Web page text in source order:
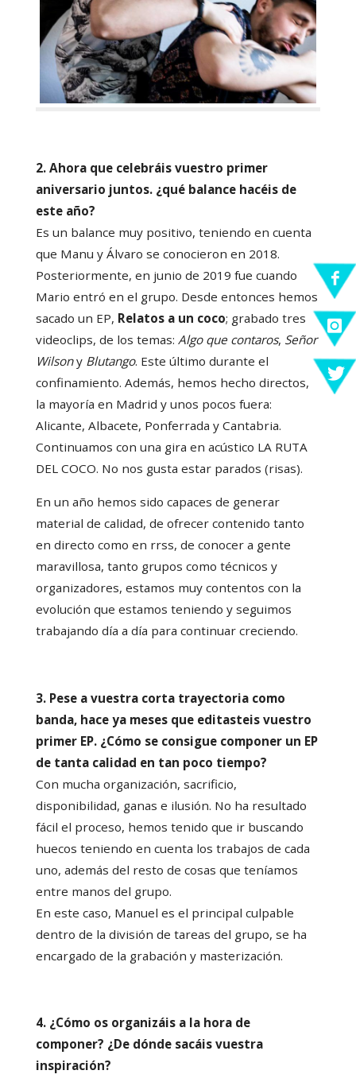
2. Ahora que celebráis vuestro primer
aniversario juntos. ¿qué balance hacéis de
este año?
Es un balance muy positivo, teniendo en cuenta
que Manu y Álvaro se conocieron en 2018.
Posteriormente, en junio de 2019 fue cuando
Mario entró en el grupo. Desde entonces hemos
sacado un EP, Relatos a un coco; grabado tres
videoclips, de los temas: Algo que contaros, Señor
Wilsony Blutango. Este último durante el
confinamiento. Además, hemos hecho directos,
la mayoría en Madrid y unos pocos fuera:
Alicante, Albacete, Ponferrada y Cantabria.
Continuamos con una gira en acústico LA RUTA
DEL COCO. No nos gusta estar parados (risas).
En un año hemos sido capaces de generar
material de calidad, de ofrecer contenido tanto
en directo como en rrss, de conocer a gente
maravillosa, tanto grupos como técnicos y
organizadores, estamos muy contentos con la
evolución que estamos teniendo y seguimos
trabajando día a día para continuar creciendo.
3. Pese a vuestra corta trayectoria como
banda, hace ya meses que editasteis vuestro
primer EP. ¿Cómo se consigue componer un EP
de tanta calidad en tan poco tiempo?
Con mucha organización, sacrificio,
disponibilidad, ganas e ilusión. No ha resultado
fácil el proceso, hemos tenido que ir buscando
huecos teniendo en cuenta los trabajos de cada
uno, además del resto de cosas que teníamos
entre manos del grupo.
En este caso, Manuel es el principal culpable
dentro de la división de tareas del grupo, se ha
encargado de la grabación y masterización.
4. ¿Cómo os organizáis a la hora de
componer? ¿De dónde sacáis vuestra
inspiración?